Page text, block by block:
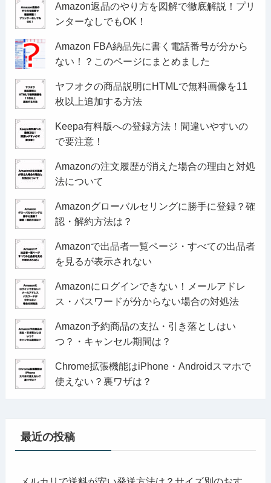
Amazon返品のやり方を図解で徹底解説！プリ
ンターなしでもOK！
Amazon FBA納品先に書く電話番号が分から
ない！？このページにまとめました
ヤフオクの商品説明にHTMLで無料画像を11
枚以上追加する方法
Keepa有料版への登録方法！間違いやすいの
で要注意！
Amazonの注文履歴が消えた場合の理由と対処
法について
Amazonグローバルセリングに勝手に登録？確
認・解約方法は？
Amazonで出品者一覧ページ・すべての出品者
を見るが表示されない
Amazonにログインできない！メールアドレ
ス・パスワードが分からない場合の対処法
Amazon予約商品の支払・引き落としはい
つ？・キャンセル期間は？
Chrome拡張機能はiPhone・Androidスマホで
使えない？裏ワザは？
最近の投稿